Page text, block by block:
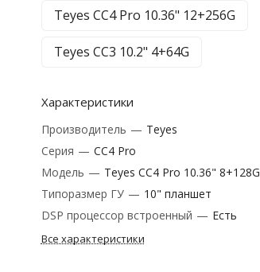
Teyes CC4 Pro 10.36" 12+256G
Teyes CC3 10.2" 4+64G
Характеристики
Производитель — Teyes
Серия — CC4 Pro
Модель — Teyes CC4 Pro 10.36" 8+128G
Типоразмер ГУ — 10" планшет
DSP процессор встроенный — Есть
Все характеристики